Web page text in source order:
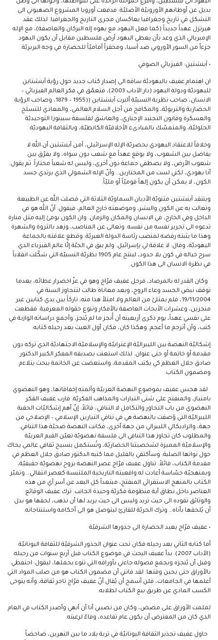
بديل عن أوطانهم الأوروبيّة الأصليّة. فدفعت أوروبا المشروع الصهيوني الى
التشكل في تاريخ وجغرافيا يعاكسان مجرى التاريخ والجغرافيا. لذلك عقد
هيرتزل عهداً جديداً (كما فعل اليهود مع يهوه إله البركان والعاصفة)، مع الإله
الإمبريالي الذي وعد بأن يعطي اليهود أرض فلسطين مقابل أن يكون اليهود
جزءاً من السور الأوروبي ضد آسيا، ومخفراً أماميّاً للحضارة في وجه البربريّة.
• آينشتين: الفيزيائي الصوفي
ان اهتمام عفيف باليهوديّة ساقه الى إصدار كتاب جديد حول رؤية آينشتاين
لليهوديّة ودولة اليهود (دار الآداب 2003)، فتعمّق في فكر العالم الفيزيائي –
الانسان، صاحب نظرية النسبيّة ألبرت آينشتاين ((1955 – 1879، وصاحب الرؤية
الحضارية والتربويّة، والمكافح من أجل السلام العالمي، والمعادي للتسلح
والعسكرة وقانون التجنيد الإجباري، والعاشق لفلسفة سبينوزا التوحيديّة
الحلوليّة، والمتمسّك بالمبادىء الأخلاقيّة الكانطيّة، وبالثقافة اليهوديّة.
وخلافاً للاعتقاد اليهودي بحصريّة الإله الإسرائيلي، آمن آينشتين أن الله لا
يفاضل بين الشعوب، ولا يوقع عهداً مع شعب دون سواه، ولا يفرّق بين
شعوب الأرض، ولا يصطفي جماعة دون أخرى، وليس له شعباً مختاراً. ثم يقول:
أنا يهودي، لكني لست من المختارين… وأنّ الإله الشمولي الذي يرتدي جسد
الكون، لا يمكن أن يكون إلهاً قوميّاً أو مليّاً.
وينتقد آينشتين مثنويّة الأديان السماويّة الثلاثة التي فصلت الله عن الطبيعة
وتعالت به عن الكون والبشر، وموضعته خارج العالم، فيقول: أنّ الله هو في
الداخل وفي الخارج، في الانسان والمكان والزمان. وان الكون يومئ إليه مثل منارة
تدعوه الى تحرير نفسه من نفسه. وتعالى عن المناصب، وزهد بالثروة والشهرة
وهذا ما يثبته رفضه لمنصب رئاسة الدولة العبريّة. وقطع علاقته بالجماعة
اليهوديّة، وقال: لا علاقة لي بإسرائيل. ولم يبق في الجبّة إلّا عالم الفيزياء الذي
سرح خياله في كون بلا حدود، لينتج عام 1905 نظريّة النسبيّة التي شكّلت انقلاباً
في نظرة الانسان الى هذا الكون.
وكان القدر له بالمرصاد، فرحل عفيف فرّاج وهو في عزّ اخضرار عطائه، بعدما
توقف نبض الجسد وعاء الروح، وبعد معاناة طالت لتتجاوز السنة في
19/11/2004، فلم يمتلئ من العالم ولا امتلأ هذا منه، تاركاً بين يدي كتابين غير
منجزين، وعشرات الأبحاث العاصفة بالأفكار وتنوع حقوله المعرفية. فقطعت
على نفسي عهداً، يوم ذكرى أربعينه أن أُنجز ما لم يُنجز، وأجمع دراساته الوازنة في
كتب، وأن أترجم ما أعجم. وهكذا كان، فكان أول الغيث بعد رحيله كتابه:
إشكاليّة النهضة بين الليبراليّة الإغترابيّة والإسلاميّة الاجتهاديّة الذي تركه دون
مقدمة أو خاتمة أو حتى عنوان. لذلك استعنت بصديقه المفكر الكبير الدكتور
صادق جلال العظم كي يكتب المقدمة، واستعضت عن الخاتمة ببحث يتلاءم
ومضمون الكتاب.
لقد هجس عفيف بموضوع النهضة العربيّة وآلمته إخفاقاتها، وهو النهضوي
بامتياز، والمنفتح على شتى التيارات والمذاهب الفكريّة. قارب عفيف الفكر
النهضوي من باب التحاور والتكامل لا التنافي، قائلاً: إنّ أهم إشكاليّات الحقبة
الليبراليّة التي وُصفت بالنهضة هي في تنافي التيارين الإسلامي – الإصلاحي من
جهة، والراديكالي الليبرالي من جهة أخرى، فكانت النهضة ضحيّة هذا التنافي.
والمطلوب كان تجاوز هذا التنافي الى فلسفة نهضويّة تعيّن القيم العربيّة
والإسلاميّة المميزة لشخصيتنا الحضاريّة، وتُستكمل بنسيج ثقافي عالمي يحاك
حول نواتها الصلبة. وسأكتفي بالقليل مما كتبه الدكتور صادق جلال العظم في
مقدمة الكتاب، قائلاً: تناول عفيف فرّاج عصر النهضة بروح نهضويّة حقيقيّة،
وبمنهجيّة حسّاسة أعادت له واقعيته التاريخية الملتبسة كعصر انتقالي… وتميّز
الكتاب بالمنهج الاستقرائي المنفتح، مبتعداً كل البعد عن أسر أي من هذه
العناصر داخل نطاق أية منظومة فكريّة وحيدة الجانب. ترك عفيف الوقائع
والوثائق تقوده الى حيث تريد وليس الى حيث يريد لها أن تذهب، لحقها هو بدل
أن يُلحقها بأناه… وترك الحريّة للقارئ ليتوصل هو الى أحكامه واستنتاجاته.
• عفيف فرّاج يعيد الحضارة الى جذورها الشرقيّة
أما كتابه الثاني بعد رحيله فكان تحت عنوان الجذور الشرقيّة للثقافة اليونانيّة
(الآداب 2007). بدأ عفيف البحث في موضوع الكتاب قبل أربع سنوات من رحيله.
وقبل أن يُنجزه ويجمع فصوله جاءني بأوراقه التي تنوء بحملها، ليقول: احتفظي
بالأوراق حتى يحين وقتها. لقد فاتني أن مضمون الكتاب هو من صلب المواد التي
أعلمها في الجامعات، فلن أسمح أن يُقال أنّ عفيف فرّاج تاجر ثقافة، وأنه يتوخى
الكسب المادي عن طريق بيع الكتاب لطلابه.
لملمت الأوراق على مضض، وكان من نصيبي أنا أن أنهي وأصدر الكتاب في العام
الذي كان من المفترض أن يكون عام تقاعده، وفاءً لرغبته.
حاول عفيف تجذير الثقافة اليونانيّة في تربة بلاد ما بين النهرين، ضاحضاً